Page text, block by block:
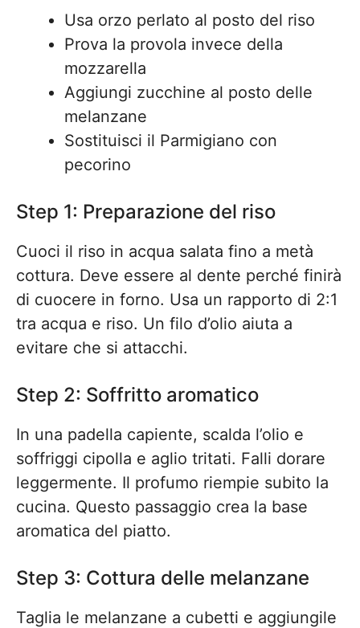
Usa orzo perlato al posto del riso
Prova la provola invece della
mozzarella
Aggiungi zucchine al posto delle
melanzane
Sostituisci il Parmigiano con
pecorino
Step 1: Preparazione del riso
Cuoci il riso in acqua salata fino a metà
cottura. Deve essere al dente perché finirà
di cuocere in forno. Usa un rapporto di 2:1
tra acqua e riso. Un filo d’olio aiuta a
evitare che si attacchi.
Step 2: Soffritto aromatico
In una padella capiente, scalda l’olio e
soffriggi cipolla e aglio tritati. Falli dorare
leggermente. Il profumo riempie subito la
cucina. Questo passaggio crea la base
aromatica del piatto.
Step 3: Cottura delle melanzane
Taglia le melanzane a cubetti e aggiungile